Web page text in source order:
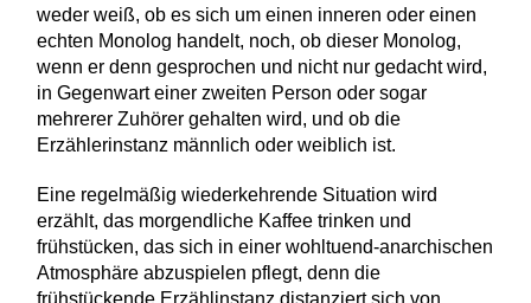
weder weiß, ob es sich um einen inneren oder einen
echten Monolog handelt, noch, ob dieser Monolog,
wenn er denn gesprochen und nicht nur gedacht wird,
in Gegenwart einer zweiten Person oder sogar
mehrerer Zuhörer gehalten wird, und ob die
Erzählerinstanz männlich oder weiblich ist.
Eine regelmäßig wiederkehrende Situation wird
erzählt, das morgendliche Kaffee trinken und
frühstücken, das sich in einer wohltuend-anarchischen
Atmosphäre abzuspielen pflegt, denn die
frühstückende Erzählinstanz distanziert sich von